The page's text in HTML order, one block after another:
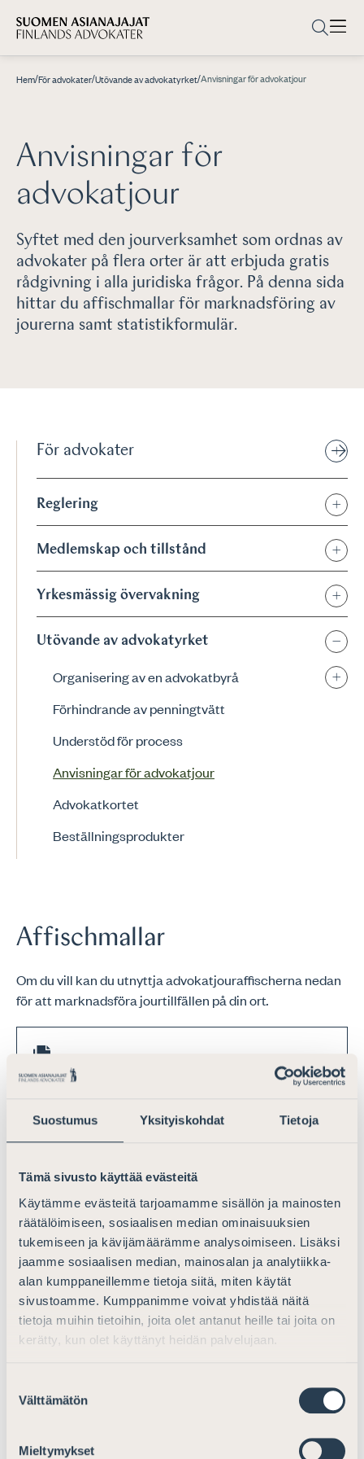
Suostumus Yksityiskohdat Tietoja
Tämä sivusto käyttää evästeitä
Käytämme evästeitä tarjoamamme sisällön ja mainosten
räätälöimiseen, sosiaalisen median ominaisuuksien
tukemiseen ja kävijämäärämme analysoimiseen. Lisäksi
jaamme sosiaalisen median, mainosalan ja analytiikka-
alan kumppaneillemme tietoja siitä, miten käytät
sivustoamme. Kumppanimme voivat yhdistää näitä
tietoja muihin tietoihin, joita olet antanut heille tai joita on
kerätty, kun olet käyttänyt heidän palvelujaan.
valinta
Välttämätön
Mieltymykset
Hem/För advokater/Utövande av advokatyrket/Anvisningar för advokatjour
Anvisningar för
advokatjour
Syftet med den jourverksamhet som ordnas av
advokater på flera orter är att erbjuda gratis
rådgivning i alla juridiska frågor. På denna sida
hittar du affischmallar för marknadsföring av
jourerna samt statistikformulär.
För advokater
Reglering
Medlemskap och tillstånd
Yrkesmässig övervakning
Utövande av advokatyrket
Organisering av en advokatbyrå
Förhindrande av penningtvätt
Understöd för process
Anvisningar för advokatjour
Advokatkortet
Beställningsprodukter
Affischmallar
Om du vill kan du utnyttja advokatjouraffischerna nedan
för att marknadsföra jourtillfällen på din ort.
Asianajajapäivystyksen juliste A3
Asianajajapäivystyksen juliste A4
5,21 MB
Statistikföring av
De advokater som ansvarar för advokatjouren ska i
föregående års advokatjourverksamhet till Finlands